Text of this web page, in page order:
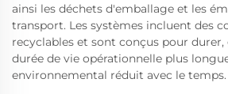
ainsi les déchets d'emballage et les
transport. Les systèmes incluent des
recyclables et sont conçus pour
durée de vie opérationnelle plus
environnemental réduit avec le temps.